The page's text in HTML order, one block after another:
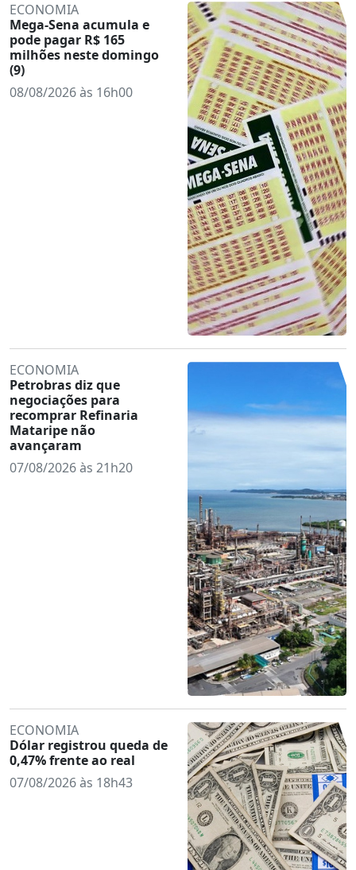
ECONOMIA
Mega-Sena acumula e
pode pagar R$ 165
milhões neste domingo
(9)
08/08/2026 às 16h00
ECONOMIA
Petrobras diz que
negociações para
recomprar Refinaria
Mataripe não
avançaram
07/08/2026 às 21h20
ECONOMIA
Dólar registrou queda de
0,47% frente ao real
07/08/2026 às 18h43